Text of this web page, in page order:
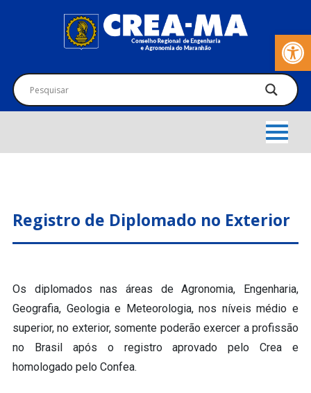
Barra de
Registro de Diplomado no Exterior
Os diplomados nas áreas de Agronomia, Engenharia,
Geografia, Geologia e Meteorologia, nos níveis médio e
superior, no exterior, somente poderão exercer a profissão
no Brasil após o registro aprovado pelo Crea e
homologado pelo Confea.